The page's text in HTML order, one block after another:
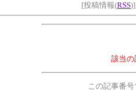
[投稿情報(RSS
該当の
この記事番